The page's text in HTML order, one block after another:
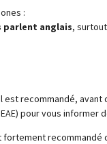
:
parlent anglais,
est recommandé,
pour vous
recommandé